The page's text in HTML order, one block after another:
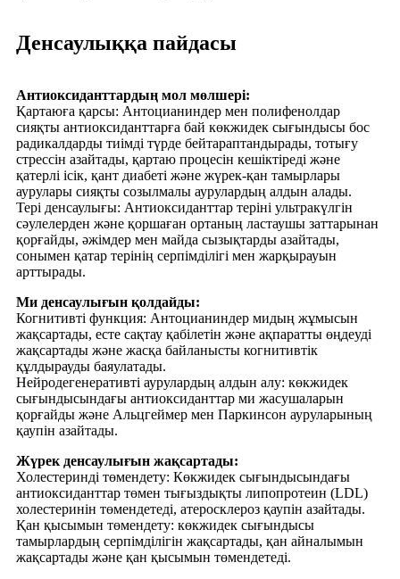
Денсаулыққа пайдасы
Антиоксиданттардың мол мөлшері:
Қартаюға қарсы: Антоцианиндер мен полифенолдар
сияқты антиоксиданттарға бай көкжидек сығындысы бос
радикалдарды тиімді түрде бейтараптандырады, тотығу
стрессін азайтады, қартаю процесін кешіктіреді және
қатерлі ісік, қант диабеті және жүрек-қан тамырлары
аурулары сияқты созылмалы аурулардың алдын алады.
Тері денсаулығы: Антиоксиданттар теріні ультракүлгін
сәулелерден және қоршаған ортаның ластаушы заттарынан
қорғайды, әжімдер мен майда сызықтарды азайтады,
сонымен қатар терінің серпімділігі мен жарқырауын
арттырады.
Ми денсаулығын қолдайды:
Когнитивті функция: Антоцианиндер мидың жұмысын
жақсартады, есте сақтау қабілетін және ақпаратты өңдеуді
жақсартады және жасқа байланысты когнитивтік
құлдырауды баяулатады.
Нейродегенеративті аурулардың алдын алу: көкжидек
сығындысындағы антиоксиданттар ми жасушаларын
қорғайды және Альцгеймер мен Паркинсон ауруларының
қаупін азайтады.
Жүрек денсаулығын жақсартады:
Холестеринді төмендету: Көкжидек сығындысындағы
антиоксиданттар төмен тығыздықты липопротеин (LDL)
холестеринін төмендетеді, атеросклероз қаупін азайтады.
Қан қысымын төмендету: көкжидек сығындысы
тамырлардың серпімділігін жақсартады, қан айналымын
жақсартады және қан қысымын төмендетеді.